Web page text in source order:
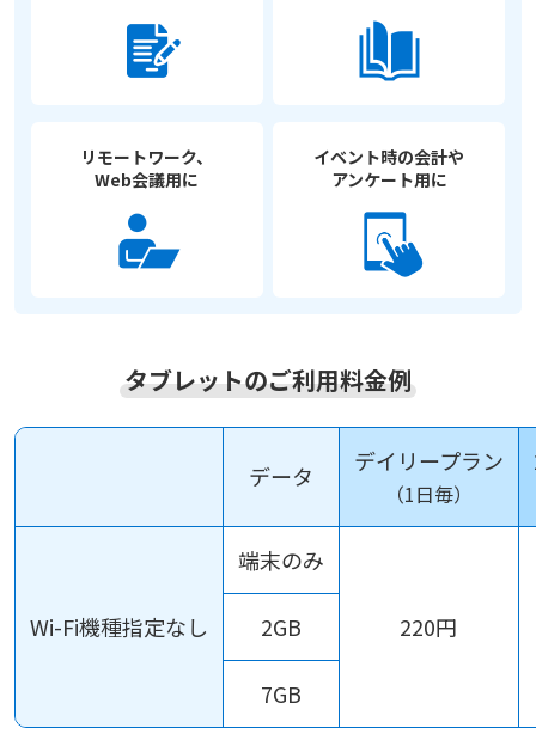
リモートワーク、
Web会議用に
イベント時の会計や
アンケート用に
タブレットのご利用料金例
データ デイリープラン
（1日毎）
Wi-Fi機種指定なし
端末のみ
220円
2GB
7GB